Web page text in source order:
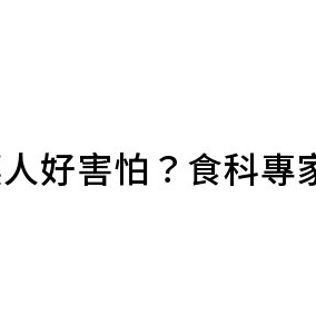
好害怕？食科